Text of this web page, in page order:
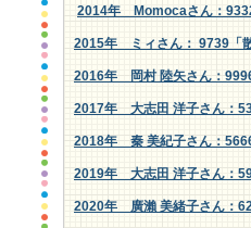
2014年 Momocaさん：
2015年 ミィさん： 9739「
2016年 岡村 陸矢さん：
2017年 大志田 洋子さん：
2018年 秦 美紀子さん：
2019年 大志田 洋子さん：
2020年 廣瀨 美緒子さん：